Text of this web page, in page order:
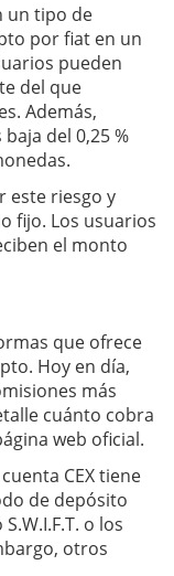
un tipo de
por fiat en un
pueden
del que
Además,
del 0,25 %
este riesgo y
fijo. Los usuarios
el monto
que ofrece
Hoy en día,
más
cuánto cobra
web oficial.
CEX tiene
de depósito
o los
otros